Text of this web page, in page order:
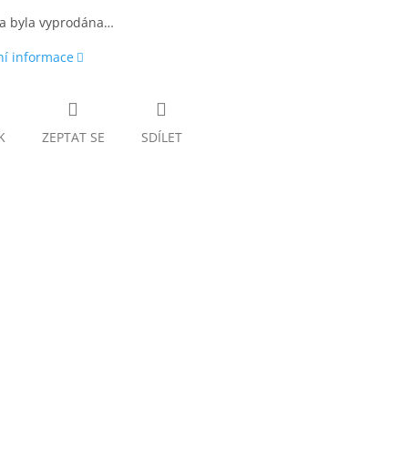
byla vyprodána…
informace
ZEPTAT SE SDÍLET